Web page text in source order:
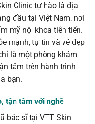
Clinic tự hào là địa
đầu tại Việt Nam, nơi
mỹ nội khoa tiên tiến.
mạnh, tự tin và vẻ đẹp
là một phòng khám
tâm trên hành trình
bạn.
tận tâm với nghề
bác sĩ tại VTT Skin